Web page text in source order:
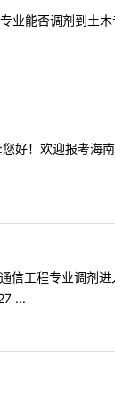
能否调剂到土
！欢迎报考海
工程专业调剂
...